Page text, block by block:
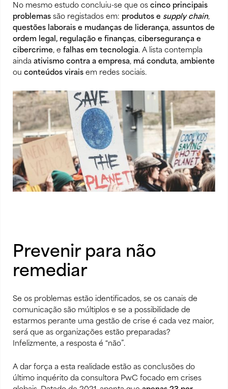
No mesmo estudo concluiu-se que os cinco principais
problemas são registados em: produtos e supply chain,
questões laborais e mudanças de liderança, assuntos de
ordem legal, regulação e finanças, cibersegurança e
cibercrime, e falhas em tecnologia. A lista contempla
ainda ativismo contra a empresa, má conduta, ambiente
ou conteúdos virais em redes sociais.
Prevenir para não
remediar
Se os problemas estão identificados, se os canais de
comunicação são múltiplos e se a possibilidade de
estarmos perante uma gestão de crise é cada vez maior,
será que as organizações estão preparadas?
Infelizmente, a resposta é “não”.
A dar força a esta realidade estão as conclusões do
último inquérito da consultora PwC focado em crises